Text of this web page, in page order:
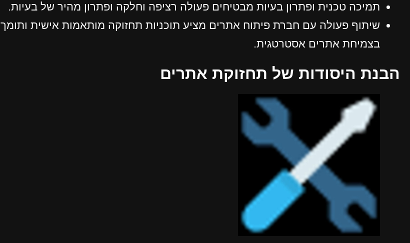
תמיכה טכנית ופתרון בעיות מבטיחים פעולה רציפה וחלקה ופתרון מהיר של בעיות.
שיתוף פעולה עם חברת פיתוח אתרים מציע תוכניות תחזוקה מותאמות אישית ותומך
בצמיחת אתרים אסטרטגית.
הבנת היסודות של תחזוקת אתרים